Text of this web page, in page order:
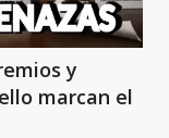
y
marcan el